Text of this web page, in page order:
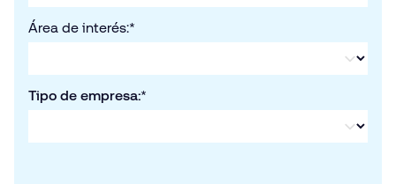
*
Área de interés:
*
Tipo de empresa: